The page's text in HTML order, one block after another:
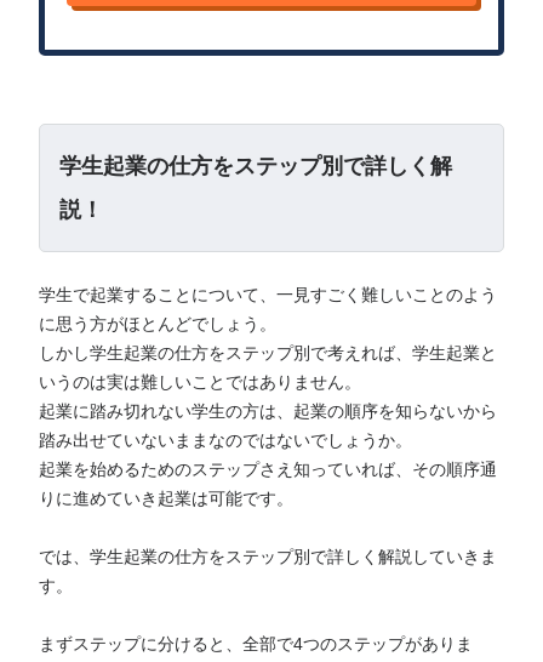
学生起業の仕方をステップ別で詳しく解
説！
学生で起業することについて、一見すごく難しいことのよう
に思う方がほとんどでしょう。
しかし学生起業の仕方をステップ別で考えれば、学生起業と
いうのは実は難しいことではありません。
起業に踏み切れない学生の方は、起業の順序を知らないから
踏み出せていないままなのではないでしょうか。
起業を始めるためのステップさえ知っていれば、その順序通
りに進めていき起業は可能です。
では、学生起業の仕方をステップ別で詳しく解説していきま
す。
まずステップに分けると、全部で4つのステップがありま